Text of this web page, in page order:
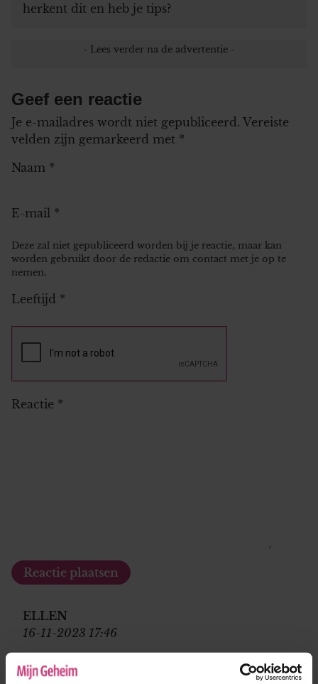
herkent dit en heb je tips?
Geef een reactie
Je e-mailadres wordt niet gepubliceerd. Vereiste
velden zijn gemarkeerd met *
Naam *
E-mail *
Deze zal niet gepubliceerd worden bij je reactie, maar kan
worden gebruikt door de redactie om contact met je op te
nemen.
Leeftijd *
Reactie *
ELLEN
16-11-2023 17:46
Ja herkenbaar. In de brugklas werd ik gauw
echt veel te zwaar (obese). Ik heb te maken